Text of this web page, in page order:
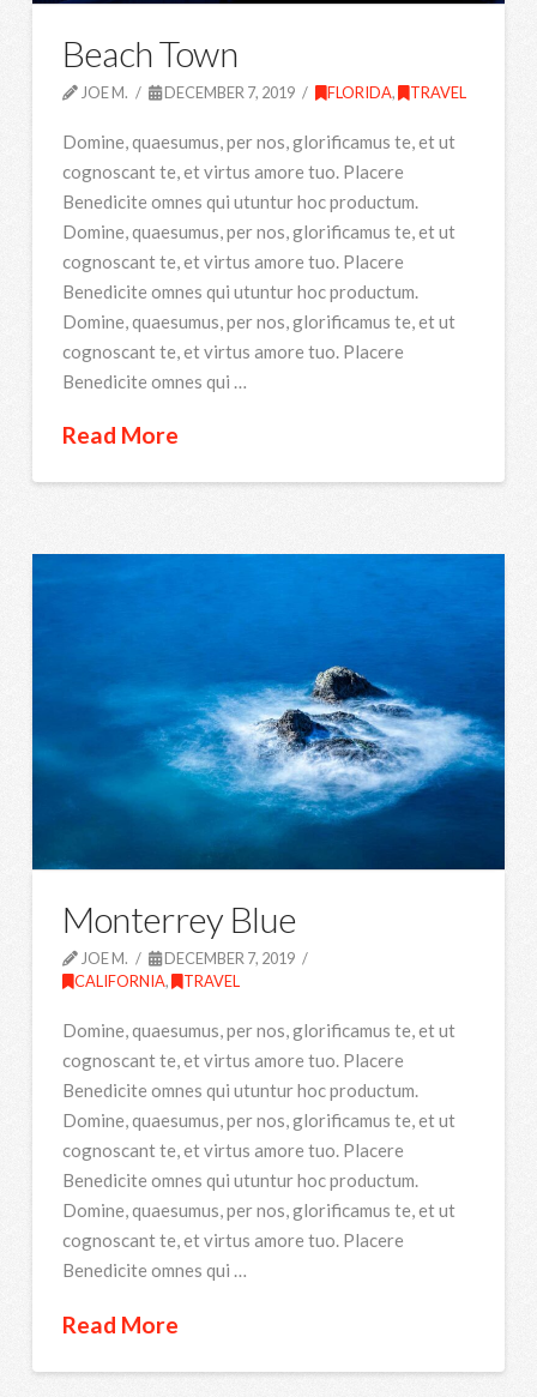
Beach Town
JOE M. DECEMBER 7, 2019 FLORIDA, TRAVEL
Domine, quaesumus, per nos, glorificamus te, et ut
cognoscant te, et virtus amore tuo. Placere
Benedicite omnes qui utuntur hoc productum.
Domine, quaesumus, per nos, glorificamus te, et ut
cognoscant te, et virtus amore tuo. Placere
Benedicite omnes qui utuntur hoc productum.
Domine, quaesumus, per nos, glorificamus te, et ut
cognoscant te, et virtus amore tuo. Placere
Benedicite omnes qui …
Read More
Monterrey Blue
JOE M.
DECEMBER 7, 2019
CALIFORNIA, TRAVEL
Domine, quaesumus, per nos, glorificamus te, et ut
cognoscant te, et virtus amore tuo. Placere
Benedicite omnes qui utuntur hoc productum.
Domine, quaesumus, per nos, glorificamus te, et ut
cognoscant te, et virtus amore tuo. Placere
Benedicite omnes qui utuntur hoc productum.
Domine, quaesumus, per nos, glorificamus te, et ut
cognoscant te, et virtus amore tuo. Placere
Benedicite omnes qui …
Read More